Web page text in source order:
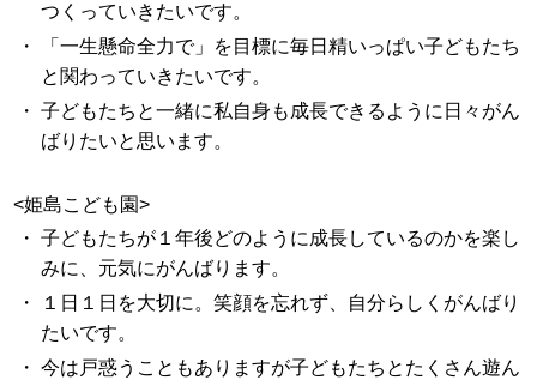
つくっていきたいです。
・
「一生懸命全力で」を目標に毎日精いっぱい子どもたち
と関わっていきたいです。
・ 子どもたちと一緒に私自身も成長できるように日々がん
ばりたいと思います。
<姫島こども園>
・ 子どもたちが１年後どのように成長しているのかを楽し
みに、元気にがんばります。
・
１日１日を大切に。笑顔を忘れず、自分らしくがんばり
たいです。
・ 今は戸惑うこともありますが子どもたちとたくさん遊ん